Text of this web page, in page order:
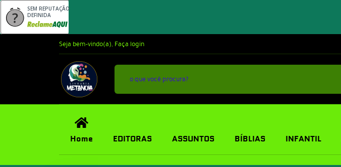
SEM REPUTAÇÃO
DEFINIDA
Seja bem-vindo(a), Faça login
Home EDITORAS ASSUNTOS BÍBLIAS INFANTIL